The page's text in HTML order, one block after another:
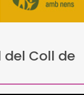
Coll de